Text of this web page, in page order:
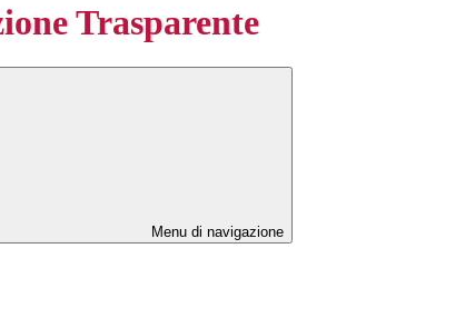
Trasparente
Menu di navigazione